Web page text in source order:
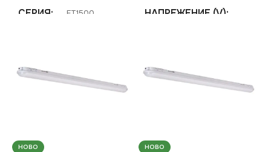
СЕРИЯ FT1500
(LM)
НАПРЕЖЕНИЕ (V)
СЕРИЯ FT1500
НОВО НОВО